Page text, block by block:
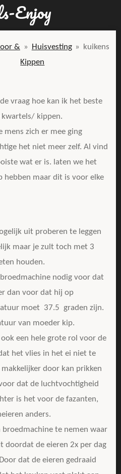
Enjoy
& »
Huisvesting
Kippen
» kuikens
vraag hoe kan ik het beste
kippen.
mens zich er mee ging
het niet meer zelf. Al vind
wat er is. laten we het
hebben maar dit is voor elke
uit proberen te leggen
maar je zult toch met 3
houden.
nodig voor dat
dan voor dat hij op
moet 37.5 graden zijn.
van moeder kip.
een hele grote rol voor de
het vlies in het ei niet te
door kan prikken
dat de luchtvochtigheid
is het voor de fazanten,
anders.
te nemen waar
doordat de eieren 2x per dag
dat de eieren gedraaid